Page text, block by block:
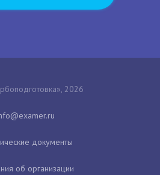
2026
документы
об организации